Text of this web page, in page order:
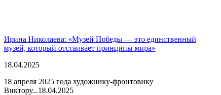
Ирина Николаева: «Музей Победы — это единственный
музей, который отстаивает принципы мира»
18.04.2025
18 апреля 2025 года художнику-фронтовику
Виктору...18.04.2025